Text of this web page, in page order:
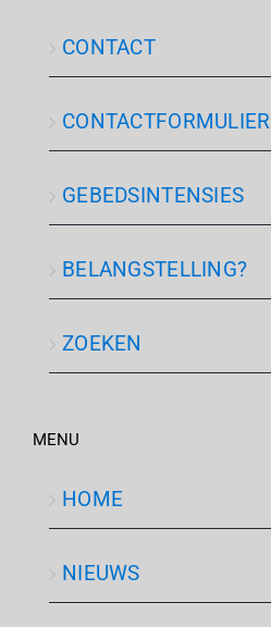
CONTACT
CONTACTFORMULIER
GEBEDSINTENSIES
BELANGSTELLING?
ZOEKEN
MENU
HOME
NIEUWS